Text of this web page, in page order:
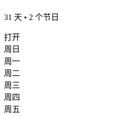
31 天 • 2 个节日
打开
周日
周一
周二
周三
周四
周五